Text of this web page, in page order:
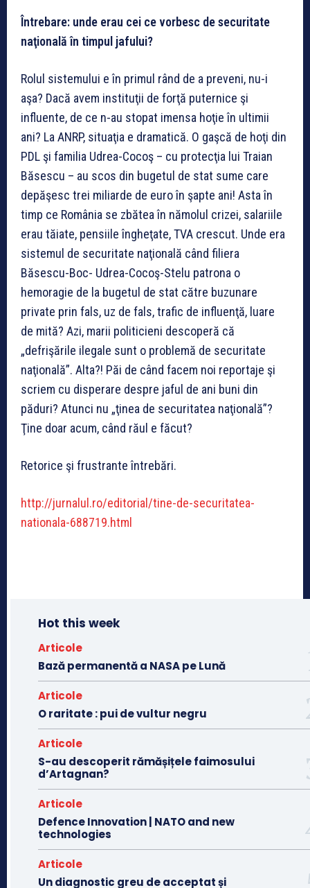
Întrebare: unde erau cei ce vorbesc de securitate
naţională în timpul jafului?
Rolul sistemului e în primul rând de a preveni, nu-i
aşa? Dacă avem instituţii de forţă puternice şi
influente, de ce n-au stopat imensa hoţie în ultimii
ani? La ANRP, situaţia e dramatică. O gaşcă de hoţi din
PDL şi familia Udrea-Cocoş – cu protecţia lui Traian
Băsescu – au scos din bugetul de stat sume care
depăşesc trei miliarde de euro în şapte ani! Asta în
timp ce România se zbătea în nămolul crizei, salariile
erau tăiate, pensiile îngheţate, TVA crescut. Unde era
sistemul de securitate naţională când filiera
Băsescu-Boc- Udrea-Cocoş-Stelu patrona o
hemoragie de la bugetul de stat către buzunare
private prin fals, uz de fals, trafic de influenţă, luare
de mită? Azi, marii politicieni descoperă că
„defrişările ilegale sunt o problemă de securitate
naţională”. Alta?! Păi de când facem noi reportaje şi
scriem cu disperare despre jaful de ani buni din
păduri? Atunci nu „ţinea de securitatea naţională”?
Ţine doar acum, când răul e făcut?
Retorice şi frustrante întrebări.
http://jurnalul.ro/editorial/tine-de-securitatea-
nationala-688719.html
Hot this week
Articole
Bază permanentă a NASA pe Lună
Articole
O raritate : pui de vultur negru
Articole
S-au descoperit rămășițele faimosului
d’Artagnan?
Articole
Defence Innovation | NATO and new
technologies
Articole
Un diagnostic greu de acceptat și